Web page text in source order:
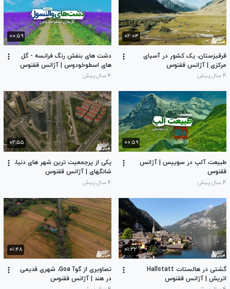
۰۲:۰۴
قرقیزستان، یک کشور در آسیای
مرکزی | آژانس ققنوس
۴ سال پیش
۰۰:۵۹
دشت های بنفش رنگ فرانسه - گل
های اسطوخودوس | آژانس ققنوس
۴ سال پیش
۰۰:۵۹
طبیعت آلپ در سوییس | آژانس
ققنوس
۴ سال پیش
۰۲:۵۵
یکی از پرجمعیت ترین شهر های دنیا،
شانگهای | آژانس ققنوس
۴ سال پیش
۰۱:۳۲
گشتی در هالستات Hallstatt
اتریش | آژانس ققنوس
۰۱:۴۸
تصاویری از گوآ Goa، شهری قدیمی
در هند | آژانس ققنوس